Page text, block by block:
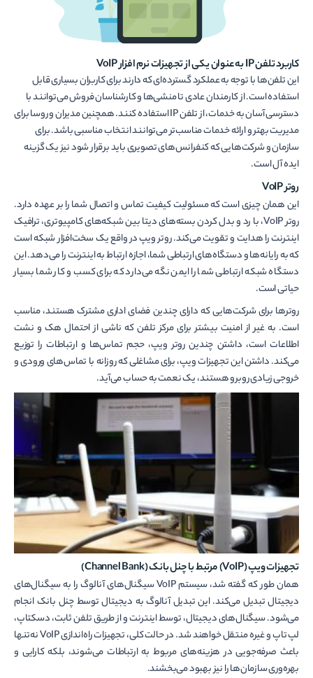
کاربرد تلفن IP به عنوان یکی از تجهیزات نرم افزار VoIP
این تلفن‌ها با توجه به عملکرد گسترده‌ای که دارند برای کاربران بسیاری قابل
استفاده است. از کارمندان عادی تا منشی‌ها و کارشناسان فروش می‌توانند با
دسترسی آسان به خدمات، از تلفن IP استفاده کنند. همچنین مدیران و روسا برای
مدیریت بهتر و ارائه خدمات مناسب‌تر می‌توانند انتخاب مناسبی باشد. برای
سازمان و شرکت‌هایی که کنفرانس‌های تصویری باید برقرار شود نیز یک گزینه
ایده آل است.
روتر VoIP
این همان چیزی است که مسئولیت کیفیت تماس و اتصال شما را بر عهده دارد.
روتر VoIP، با رد و بدل کردن بسته‌های دیتا بین شبکه‌های کامپیوتری، ترافیک
اینترنت را هدایت و تقویت می‌کند. روتر ویپ در واقع یک سخت‌افزار شبکه است
که به رایانه‌ها و دستگاه‌های ارتباطی شما، اجازه ارتباط به اینترنت را می‌دهد. این
دستگاه شبکه ارتباطی شما را ایمن نگه می‌دارد که برای کسب و کار شما بسیار
حیاتی است.
روتر‌ها برای شرکت‌هایی که دارای چندین فضای اداری مشترک هستند، مناسب
است. به غیر از امنیت بیشتر برای مرکز تلفن که ناشی از احتمال هک و نشت
اطلاعات است، داشتن چندین روتر ویپ، حجم تماس‌ها و ارتباطات را توزیع
می‌کند. داشتن این تجهیزات ویپ، برای مشاغلی که روزانه با تماس‌های ورودی و
خروجی زیادی روبرو هستند، یک نعمت به حساب می‌آید.
تجهیزات ویپ (VoIP) مرتبط با چنل بانک (Channel Bank)
همان طور که گفته شد، سیستم VoIP سیگنال‌های آنالوگ را به سیگنال‌های
دیجیتال تبدیل می‌کند. این تبدیل آنالوگ به دیجیتال توسط چنل بانک انجام
می‌شود. سیگنال‌های دیجیتال، توسط اینترنت و از طریق تلفن ثابت، دسکتاپ،
لپ تاپ و غیره منتقل خواهند شد. در حالت کلی، تجهیزات راه‌اندازی VoIP نه‌تنها
باعث صرفه‌جویی در هزینه‌های مربوط به ارتباطات می‌شوند، بلکه کارایی و
بهره‌وری سازمان‌ها را نیز بهبود می‌بخشند.